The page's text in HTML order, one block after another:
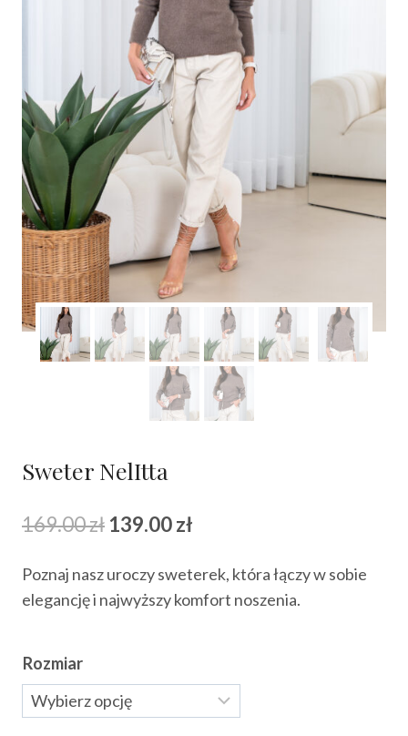
Sweter NelItta
169.00zł Pierwotna
wynosiła:
139.00zł
wynosi:
Poznaj nasz uroczy sweterek, która łączy w sobie
elegancję i najwyższy komfort noszenia.
Rozmiar